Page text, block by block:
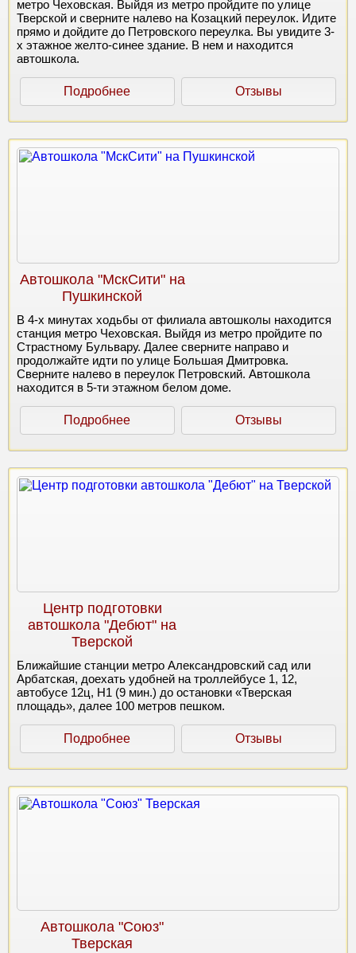
метро Чеховская. Выйдя из метро пройдите по улице
Тверской и сверните налево на Козацкий переулок. Идите
прямо и дойдите до Петровского переулка. Вы увидите 3-
х этажное желто-синее здание. В нем и находится
автошкола.
Подробнее Отзывы
Автошкола "МскСити" на
Пушкинской
В 4-х минутах ходьбы от филиала автошколы находится
станция метро Чеховская. Выйдя из метро пройдите по
Страстному Бульвару. Далее сверните направо и
продолжайте идти по улице Большая Дмитровка.
Сверните налево в переулок Петровский. Автошкола
находится в 5-ти этажном белом доме.
Подробнее Отзывы
Центр подготовки
автошкола "Дебют" на
Тверской
Ближайшие станции метро Александровский сад или
Арбатская, доехать удобней на троллейбусе 1, 12,
автобусе 12ц, Н1 (9 мин.) до остановки «Тверская
площадь», далее 100 метров пешком.
Подробнее Отзывы
Автошкола "Союз"
Тверская